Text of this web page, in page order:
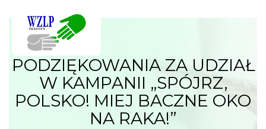
PODZIĘKOWANIA ZA UDZIAŁ
W KAMPANII „SPÓJRZ,
POLSKO! MIEJ BACZNE OKO
NA RAKA!”